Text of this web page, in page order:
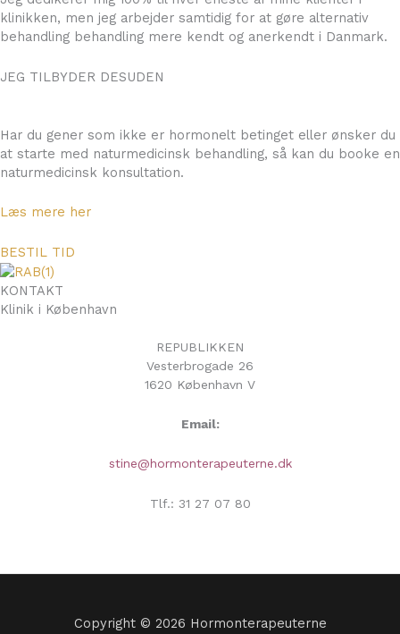
klinikken, men jeg arbejder samtidig for at gøre alternativ
behandling behandling mere kendt og anerkendt i Danmark.
JEG TILBYDER DESUDEN
Har du gener som ikke er hormonelt betinget eller ønsker du
at starte med naturmedicinsk behandling, så kan du booke en
naturmedicinsk konsultation.
Læs mere her
BESTIL TID
KONTAKT
Klinik i København
REPUBLIKKEN
Vesterbrogade 26
1620 København V
Email:
stine@hormonterapeuterne.dk
Tlf.: 31 27 07 80
Copyright © 2026 Hormonterapeuterne